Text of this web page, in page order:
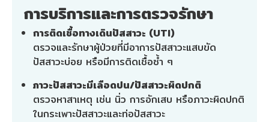
การบริการและการตรวจรักษา
การติดเชื้อทางเดินปัสสาวะ (UTI)
ตรวจและรักษาผู้ป่วยที่มีอาการปัสสาวะแสบขัด
ปัสสาวะบ่อย หรือมีการติดเชื้อซ้ำ ๆ
ภาวะปัสสาวะมีเลือดปน/ปัสสาวะผิดปกติ
ตรวจหาสาเหตุ เช่น นิ่ว การอักเสบ หรือภาวะผิดปกติ
ในกระเพาะปัสสาวะและท่อปัสสาวะ